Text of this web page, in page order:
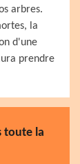
arbres.
la
d'une
prendre
toute la